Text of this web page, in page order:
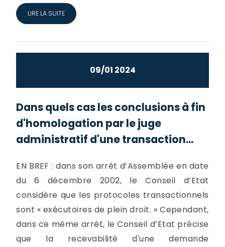
LIRE LA SUITE
09/01 2024
Dans quels cas les conclusions à fin
d'homologation par le juge
administratif d'une transaction...
EN BREF : dans son arrêt d’Assemblée en date
du 6 décembre 2002, le Conseil d’Etat
considère que les protocoles transactionnels
sont « exécutoires de plein droit. » Cependant,
dans ce même arrêt, le Conseil d’Etat précise
que la recevabilité d'une demande